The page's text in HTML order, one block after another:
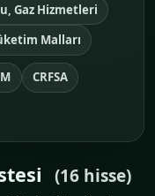
Gaz Hizmetleri
Malları
CRFSA
(16 hisse)